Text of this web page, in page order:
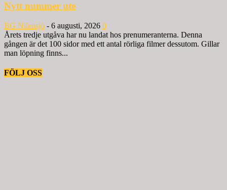
Nytt nummer ute
BG Nilensjö - 6 augusti, 2026 0
Årets tredje utgåva har nu landat hos prenumeranterna. Denna
gången är det 100 sidor med ett antal rörliga filmer dessutom. Gillar
man löpning finns...
FÖLJ OSS